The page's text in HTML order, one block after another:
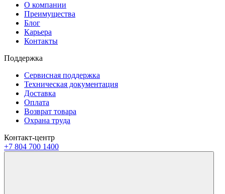
О компании
Преимущества
Блог
Карьера
Контакты
Поддержка
Сервисная поддержка
Техническая документация
Доставка
Оплата
Возврат товара
Охрана труда
Контакт-центр
+7 804 700 1400